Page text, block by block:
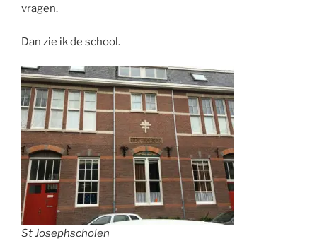
vragen.
Dan zie ik de school.
St Josephscholen